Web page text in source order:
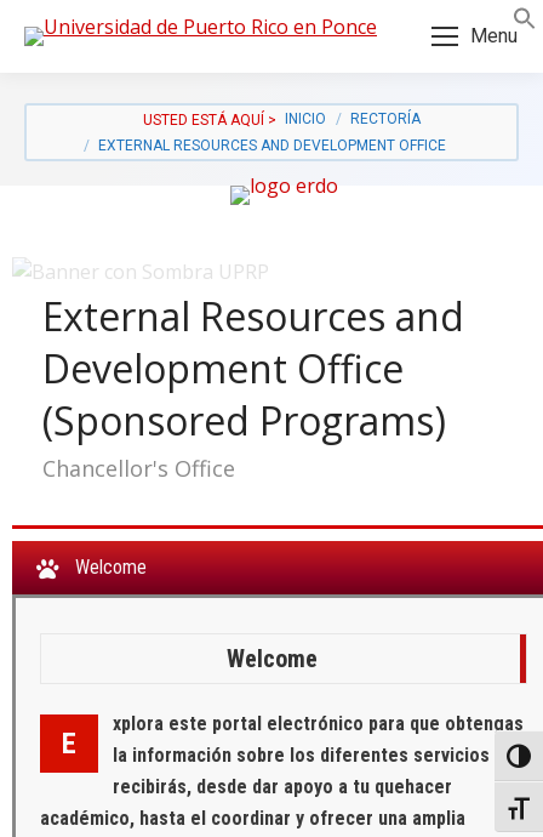
Menu
INICIO
RECTORÍA
EXTERNAL RESOURCES AND DEVELOPMENT OFFICE
External Resources and
Development Office
(Sponsored Programs)
Chancellor's Office
Welcome
Welcome
E
xplora este portal electrónico para que obtengas
la información sobre los diferentes servicios que
recibirás, desde dar apoyo a tu quehacer
académico, hasta el coordinar y ofrecer una amplia